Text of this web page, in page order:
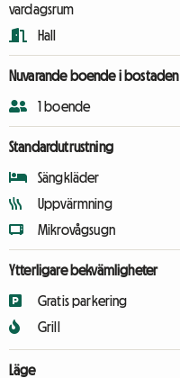
vardagsrum
Hall
Nuvarande boende i bostaden
1 boende
Standardutrustning
Sängkläder
Uppvärmning
Mikrovågsugn
Ytterligare bekvämligheter
Gratis parkering
Grill
Läge